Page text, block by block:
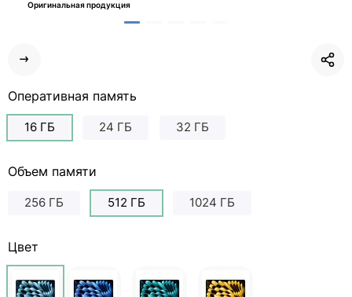
Оригинальная продукция
Оперативная память
16 ГБ 24 ГБ 32 ГБ
Объем памяти
256 ГБ 512 ГБ 1024 ГБ
Цвет